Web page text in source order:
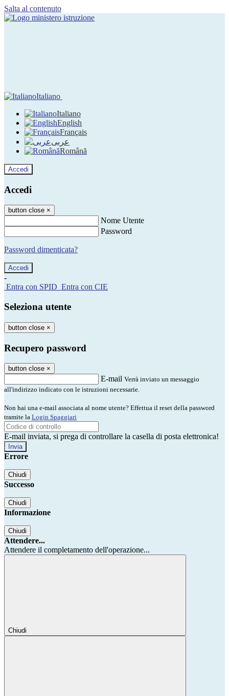
Salta al contenuto
Italiano
Italiano
English
Français
عربى
Română
Accedi
Accedi
button close ×
Nome Utente
Password
Password dimenticata?
-
Entra con SPID Entra con CIE
Seleziona utente
button close ×
Recupero password
button close ×
E-mail Verrà inviato un messaggio
all'indirizzo indicato con le istruzioni necessarie.
Non hai una e-mail associata al nome utente? Effettua il reset della password
tramite la Login Spaggiari
E-mail inviata, si prega di controllare la casella di posta elettronica!
Errore
Chiudi
Successo
Chiudi
Informazione
Chiudi
Attendere...
Attendere il completamento dell'operazione...
Chiudi